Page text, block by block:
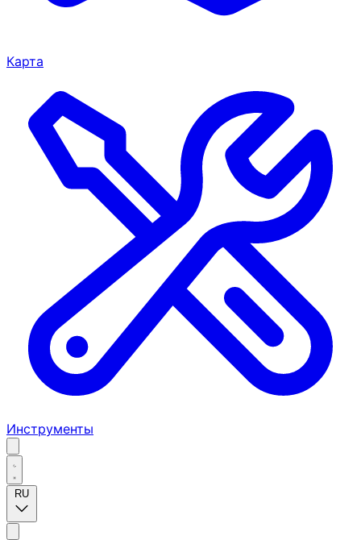
Карта
Инструменты
RU